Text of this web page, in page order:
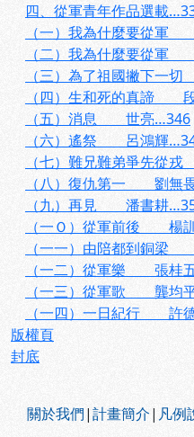
四、從軍青年作品選載
（一）我為什麼要從
（二）我為什麼要從
（三）為了祖國撇下
（四）生和死的真諦
（五）消息 世亮…346
（六）遙祭 呂鴻輝
（七）難兄難弟爭先
（八）復仇第一 劉無
（九）再見 潘書耕
（一Ｏ）從軍前後 楊
（一一）由陪都到銅
（一二）從軍樂 張桂
（一三）從軍歌 龔均
（一四）一日紀行 許
版權頁
封底
關於我們|計畫簡介| 凡例